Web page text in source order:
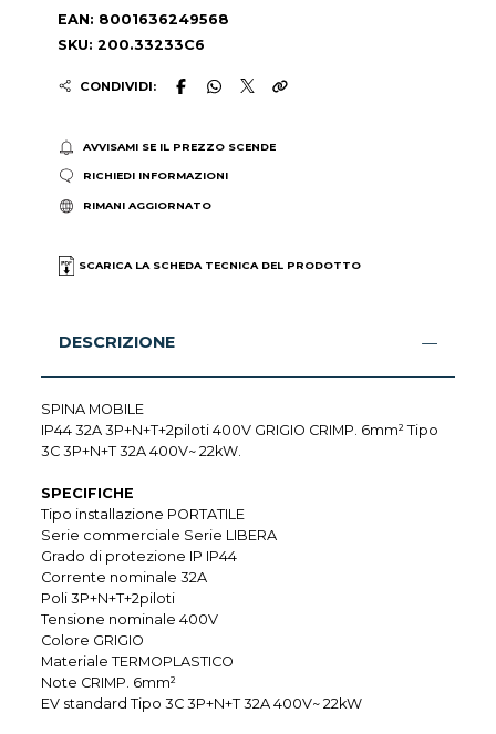
EAN: 8001636249568
SKU: 200.33233C6
CONDIVIDI:
AVVISAMI SE IL PREZZO SCENDE
RICHIEDI INFORMAZIONI
RIMANI AGGIORNATO
SCARICA LA SCHEDA TECNICA DEL PRODOTTO
DESCRIZIONE
SPINA MOBILE
IP44 32A 3P+N+T+2piloti 400V GRIGIO CRIMP. 6mm² Tipo
3C 3P+N+T 32A 400V~ 22kW.
SPECIFICHE
Tipo installazione PORTATILE
Serie commerciale Serie LIBERA
Grado di protezione IP IP44
Corrente nominale 32A
Poli 3P+N+T+2piloti
Tensione nominale 400V
Colore GRIGIO
Materiale TERMOPLASTICO
Note CRIMP. 6mm²
EV standard Tipo 3C 3P+N+T 32A 400V~ 22kW